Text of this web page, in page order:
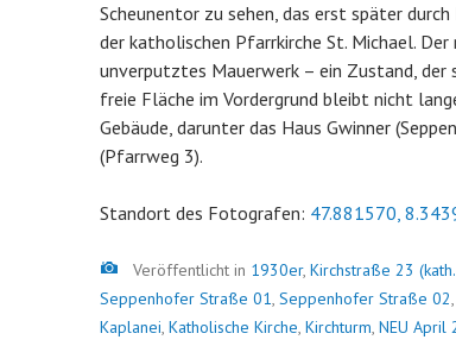
Scheunentor zu sehen, das erst später
der katholischen Pfarrkirche St. Michael.
unverputztes Mauerwerk – ein Zustand, der
freie Fläche im Vordergrund bleibt nicht
Gebäude, darunter das Haus Gwinner
(Pfarrweg 3).
Standort des Fotografen: 47.881570,
Bild
Veröffentlicht in 1930er, Kirchstraße 23
Seppenhofer Straße 01, Seppenhofer Straße 02,
Kaplanei, Katholische Kirche, Kirchturm, NEU April